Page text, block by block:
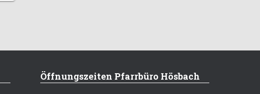
Öffnungszeiten Pfarrbüro Hösbach